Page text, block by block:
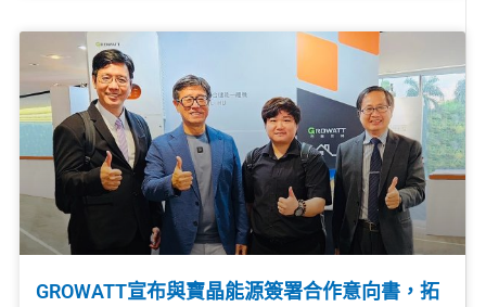
GROWATT宣布與寶晶能源簽署合作意向書，拓